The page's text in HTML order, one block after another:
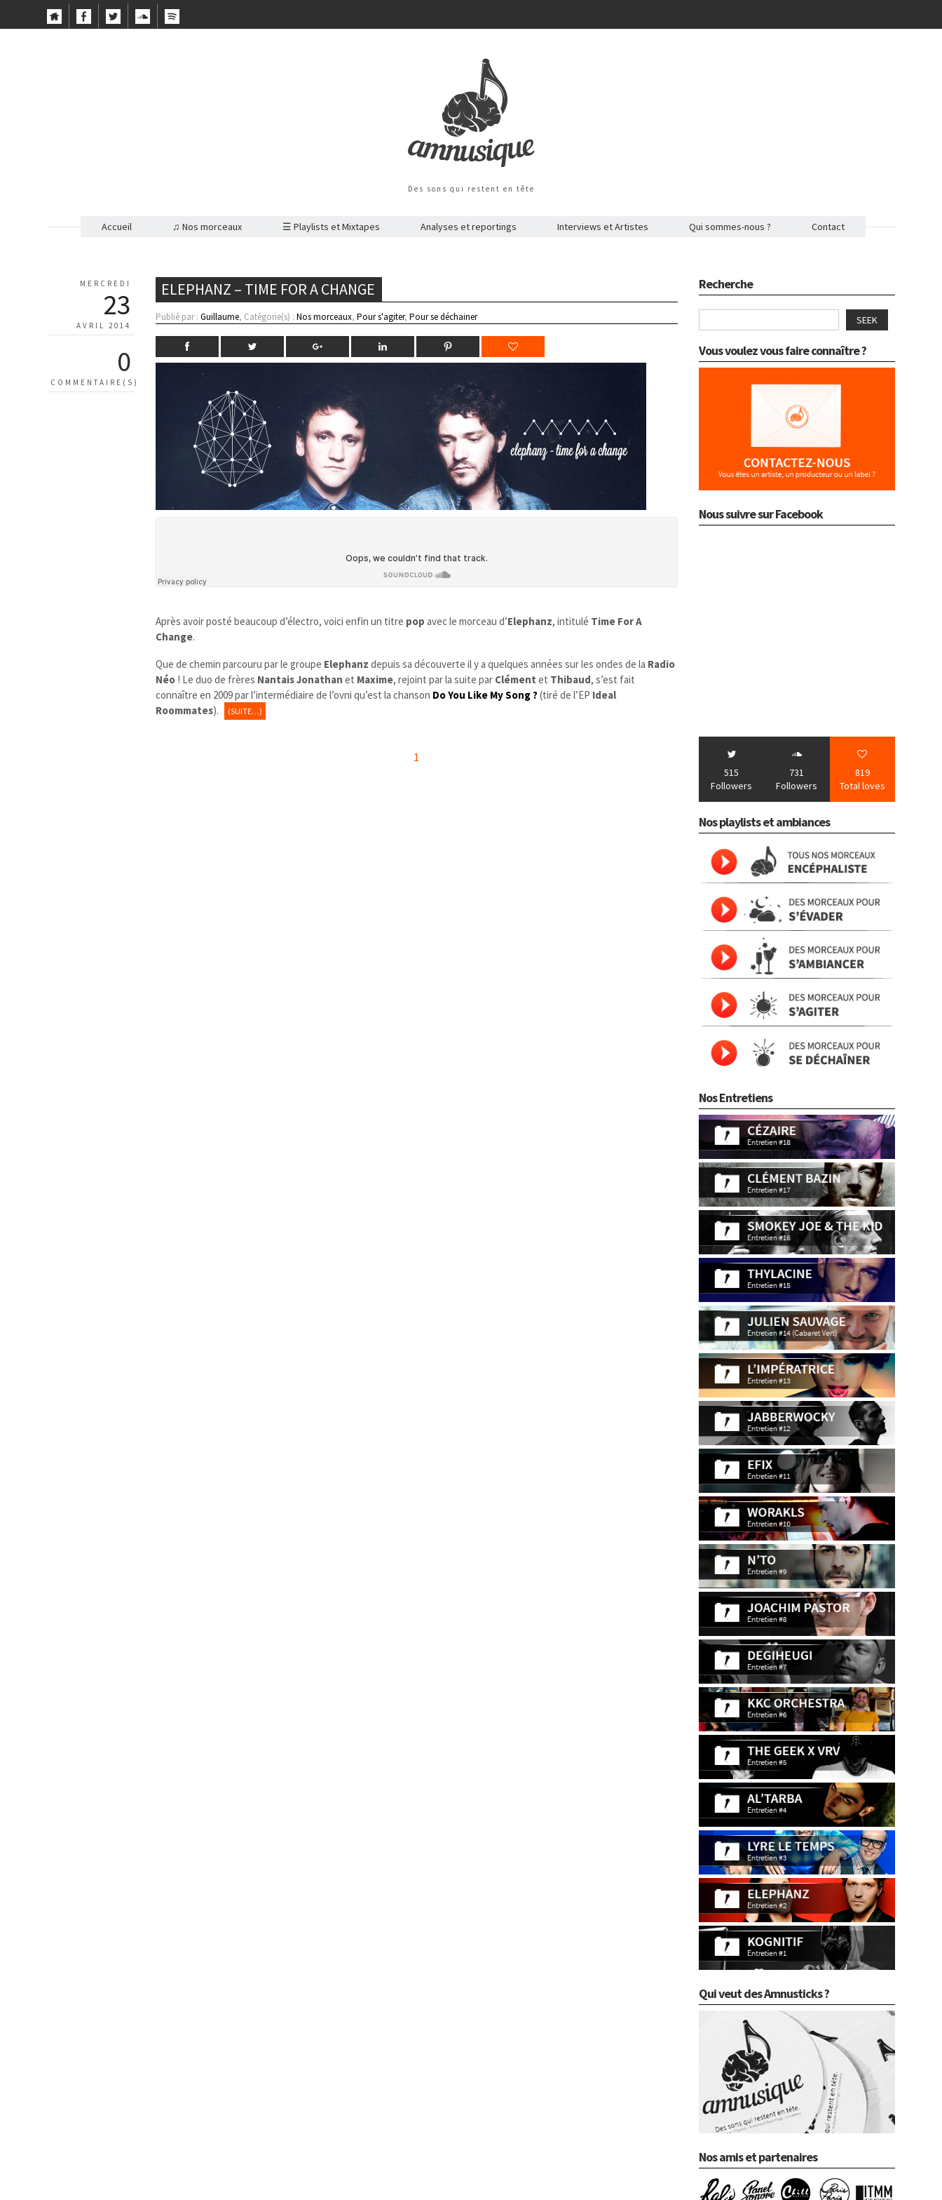
Des sons qui restent en tête
Accueil ♫ Nos morceaux ☰ Playlists et Mixtapes Analyses et reportings Interviews et Artistes Qui sommes-nous ? Contact
MERCREDI
23
AVRIL 2014
0
COMMENTAIRE(S)
ELEPHANZ – TIME FOR A CHANGE
Publié par :Guillaume, Catégorie(s) :Nos morceaux,Pour s'agiter,Pour se déchainer
Après avoir posté beaucoup d’électro, voici enfin un titre pop avec le morceau d’Elephanz, intitulé Time For A
Change.
Que de chemin parcouru par le groupe Elephanz depuis sa découverte il y a quelques années sur les ondes de la Radio
Néo ! Le duo de frères NantaisJonathan et Maxime, rejoint par la suite par Clément et Thibaud, s’est fait
connaître en 2009 par l’intermédiaire de l’ovni qu’est la chanson Do You Like My Song ?(tiré de l’EP Ideal
Roommates). (SUITE…)
1
Recherche
SEEK
Vous voulez vous faire connaître ?
Nous suivre sur Facebook
515
Followers
731
Followers
819
Total loves
Nos playlists et ambiances
Nos Entretiens
Qui veut des Amnusticks ?
Nos amis et partenaires